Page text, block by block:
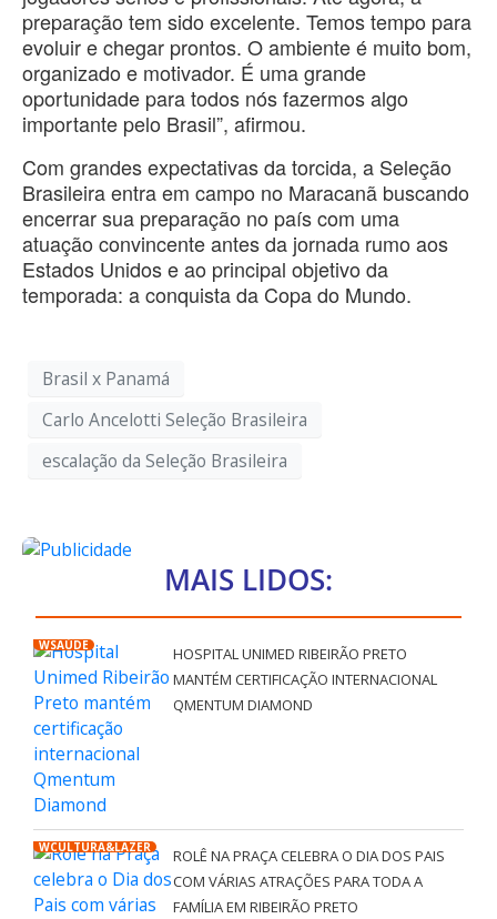
preparação tem sido excelente. Temos tempo para
evoluir e chegar prontos. O ambiente é muito bom,
organizado e motivador. É uma grande
oportunidade para todos nós fazermos algo
importante pelo Brasil”, afirmou.
Com grandes expectativas da torcida, a Seleção
Brasileira entra em campo no Maracanã buscando
encerrar sua preparação no país com uma
atuação convincente antes da jornada rumo aos
Estados Unidos e ao principal objetivo da
temporada: a conquista da Copa do Mundo.
Brasil x Panamá
Carlo Ancelotti Seleção Brasileira
escalação da Seleção Brasileira
MAIS LIDOS:
WSAÚDE
HOSPITAL UNIMED RIBEIRÃO PRETO
MANTÉM CERTIFICAÇÃO INTERNACIONAL
QMENTUM DIAMOND
WCULTURA&LAZER
ROLÊ NA PRAÇA CELEBRA O DIA DOS PAIS
COM VÁRIAS ATRAÇÕES PARA TODA A
FAMÍLIA EM RIBEIRÃO PRETO